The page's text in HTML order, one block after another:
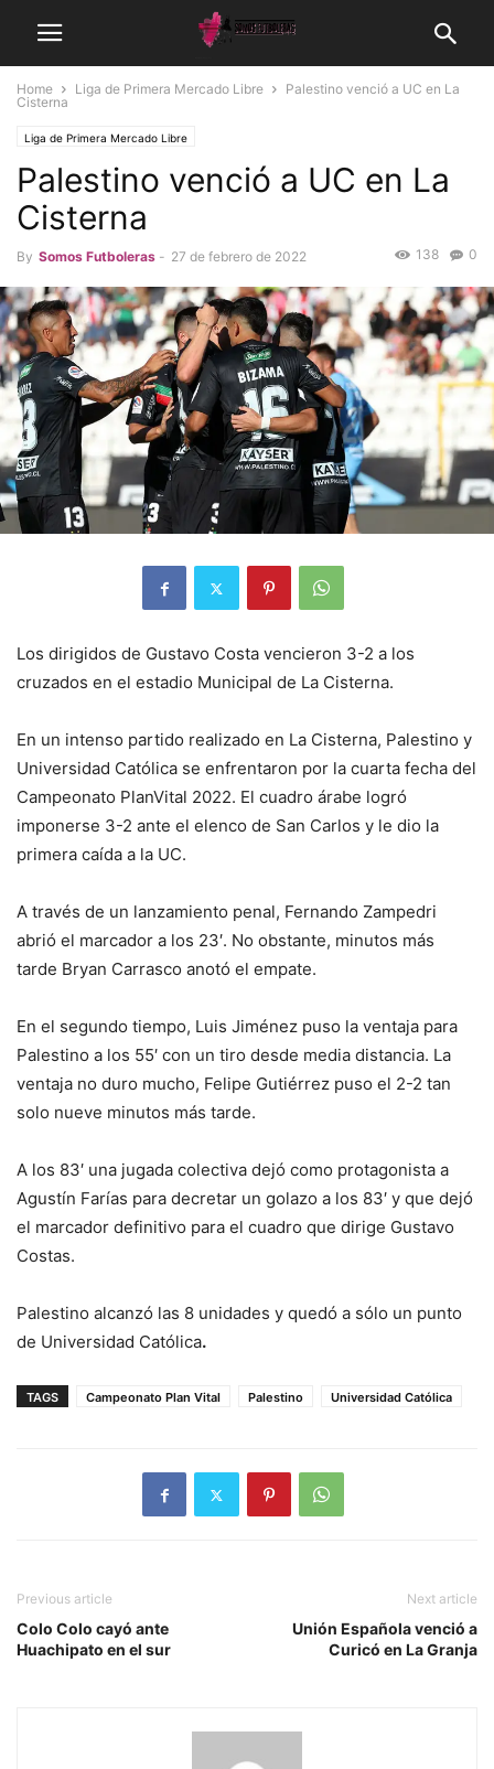
Home Liga de Primera Mercado Libre
Palestino venció a UC en La
Cisterna
Liga de Primera Mercado Libre
Palestino venció a UC en La
Cisterna
By Somos Futboleras - 27 de febrero de 2022 0
138
Los dirigidos de Gustavo Costa vencieron 3-2 a los
cruzados en el estadio Municipal de La Cisterna.
En un intenso partido realizado en La Cisterna, Palestino y
Universidad Católica se enfrentaron por la cuarta fecha del
Campeonato PlanVital 2022. El cuadro árabe logró
imponerse 3-2 ante el elenco de San Carlos y le dio la
primera caída a la UC.
A través de un lanzamiento penal, Fernando Zampedri
abrió el marcador a los 23′. No obstante, minutos más
tarde Bryan Carrasco anotó el empate.
En el segundo tiempo, Luis Jiménez puso la ventaja para
Palestino a los 55′ con un tiro desde media distancia. La
ventaja no duro mucho, Felipe Gutiérrez puso el 2-2 tan
solo nueve minutos más tarde.
A los 83′ una jugada colectiva dejó como protagonista a
Agustín Farías para decretar un golazo a los 83′ y que dejó
el marcador definitivo para el cuadro que dirige Gustavo
Costas.
Palestino alcanzó las 8 unidades y quedó a sólo un punto
de Universidad Católica.
TAGS Campeonato Plan Vital Palestino Universidad Católica
Previous article
Colo Colo cayó ante
Huachipato en el sur
Next article
Unión Española venció a
Curicó en La Granja